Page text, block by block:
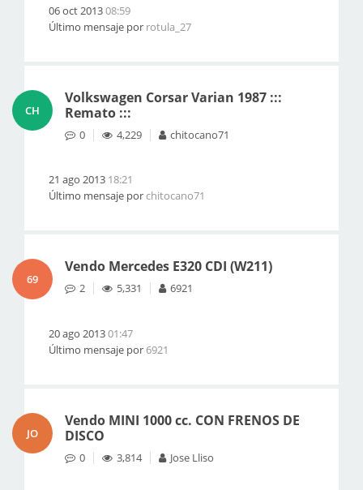
06 oct 201308:59
Último mensaje por rotula_27
CH
Volkswagen Corsar Varian 1987 :::
Remato :::
0 4,229 chitocano71
21 ago 2013 18:21
Último mensaje porchitocano71
69
Vendo Mercedes E320 CDI (W211)
2 5,331 6921
20 ago 201301:47
Último mensaje por 6921
JO
Vendo MINI 1000 cc. CON FRENOS DE
DISCO
0 3,814 Jose Lliso